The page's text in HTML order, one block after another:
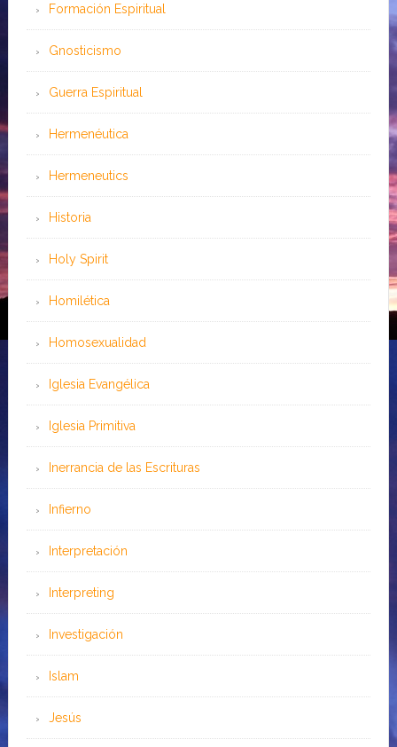
Formación Espiritual
Gnosticismo
Guerra Espiritual
Hermenéutica
Hermeneutics
Historia
Holy Spirit
Homilética
Homosexualidad
Iglesia Evangélica
Iglesia Primitiva
Inerrancia de las Escrituras
Infierno
Interpretación
Interpreting
Investigación
Islam
Jesús